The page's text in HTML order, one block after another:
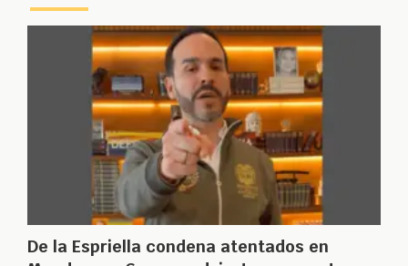
De la Espriella condena atentados en